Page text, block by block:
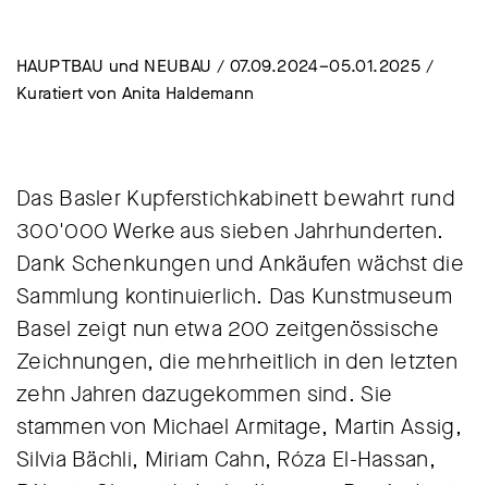
HAUPTBAU und NEUBAU / 07.09.2024–05.01.2025 /
Kuratiert von Anita Haldemann
Das Basler Kupferstichkabinett bewahrt rund
300'000 Werke aus sieben Jahrhunderten.
Dank Schenkungen und Ankäufen wächst die
Sammlung kontinuierlich. Das Kunstmuseum
Basel zeigt nun etwa 200 zeitgenössische
Zeichnungen, die mehrheitlich in den letzten
zehn Jahren dazugekommen sind. Sie
stammen von Michael Armitage, Martin Assig,
Silvia Bächli, Miriam Cahn, Róza El-Hassan,